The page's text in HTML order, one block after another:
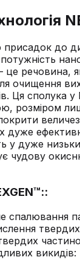
до
це речовина,
очищення
Ця сполука у
розміром
дуже
у дуже
чудову
спалювання
викидів: